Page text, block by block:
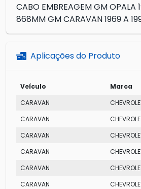
CABO EMBREAGEM GM OPALA
868MM GM CARAVAN 1969 A
Aplicações do Produto
Veículo Marca
CARAVAN
CARAVAN
CARAVAN
CARAVAN
CARAVAN
CARAVAN